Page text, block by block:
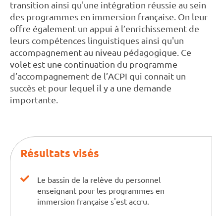
transition ainsi qu'une intégration réussie au sein
des programmes en immersion française. On leur
offre également un appui à l’enrichissement de
leurs compétences linguistiques ainsi qu'un
accompagnement au niveau pédagogique. Ce
volet est une continuation du programme
d’accompagnement de l’ACPI qui connait un
succès et pour lequel il y a une demande
importante.
Résultats visés
Le bassin de la relève du personnel
enseignant pour les programmes en
immersion française s'est accru.